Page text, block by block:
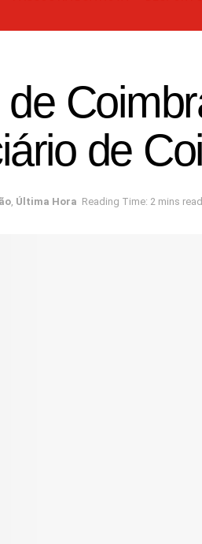
de
, Última Hora Reading Time: 2 mins read